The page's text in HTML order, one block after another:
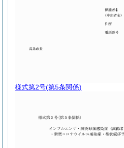
様式第2号(第5条関係)